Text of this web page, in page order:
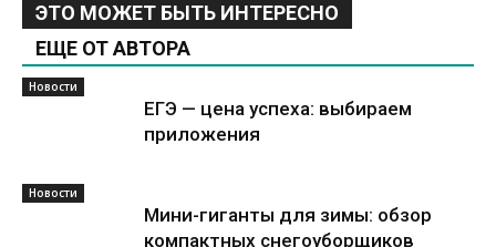
ЭТО МОЖЕТ БЫТЬ ИНТЕРЕСНО
ЕЩЕ ОТ АВТОРА
Новости
ЕГЭ — цена успеха: выбираем
приложения
Новости
Мини-гиганты для зимы: обзор
компактных снегоуборщиков